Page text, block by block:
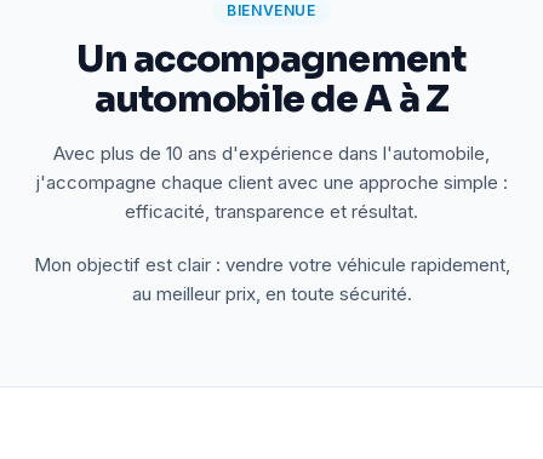
BIENVENUE
Un accompagnement
automobile de A à Z
Avec plus de 10 ans d'expérience dans l'automobile,
j'accompagne chaque client avec une approche simple :
efficacité, transparence et résultat.
Mon objectif est clair : vendre votre véhicule rapidement,
au meilleur prix, en toute sécurité.